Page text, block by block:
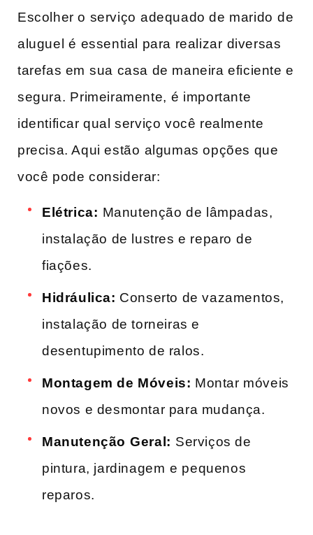
Escolher ‍o serviço ⁣adequado de marido ⁣de
aluguel é ⁢essential para realizar⁢ diversas
tarefas em ⁤sua casa ‌de maneira eficiente e
segura.⁢ Primeiramente,⁤ é importante
identificar qual​ serviço você realmente
precisa. ‍Aqui estão⁤ algumas opções que​
você pode considerar:
Elétrica: ⁣Manutenção ​de lâmpadas,
instalação de lustres e reparo ⁣de
fiações.
Hidráulica: Conserto de vazamentos,
instalação de torneiras ​e
desentupimento de ralos.
Montagem de Móveis: Montar‍ móveis
novos​ e desmontar para mudança.
Manutenção⁣ Geral: ⁢Serviços de​
pintura, jardinagem⁤ e ⁤pequenos
reparos.